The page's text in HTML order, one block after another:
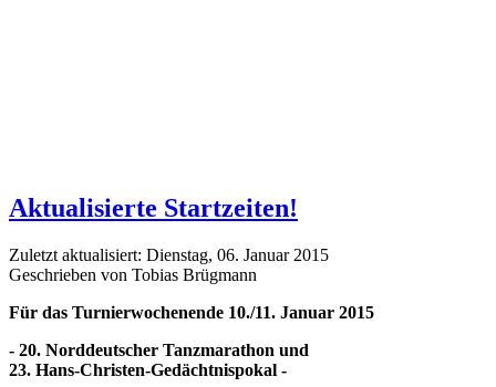
Aktualisierte Startzeiten!
Zuletzt aktualisiert: Dienstag, 06. Januar 2015
Geschrieben von Tobias Brügmann
Für das Turnierwochenende 10./11. Januar 2015
- 20. Norddeutscher Tanzmarathon und
23. Hans-Christen-Gedächtnispokal -